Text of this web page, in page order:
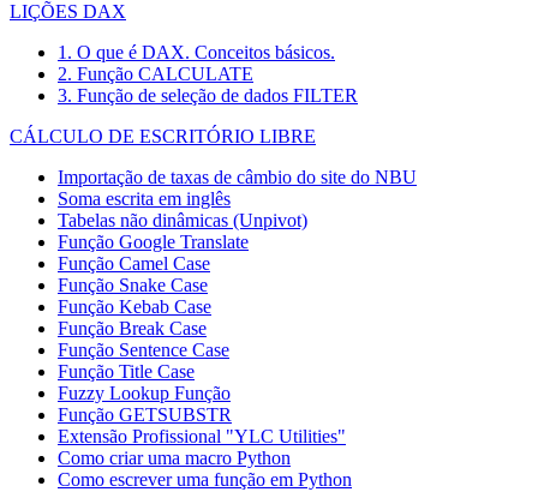
LIÇÕES DAX
1. O que é DAX. Conceitos básicos.
2. Função CALCULATE
3. Função de seleção de dados FILTER
CÁLCULO DE ESCRITÓRIO LIBRE
Importação de taxas de câmbio do site do NBU
Soma escrita em inglês
Tabelas não dinâmicas (Unpivot)
Função Google Translate
Função Camel Case
Função Snake Case
Função Kebab Case
Função Break Case
Função Sentence Case
Função Title Case
Fuzzy Lookup Função
Função GETSUBSTR
Extensão Profissional "YLC Utilities"
Como criar uma macro Python
Como escrever uma função em Python